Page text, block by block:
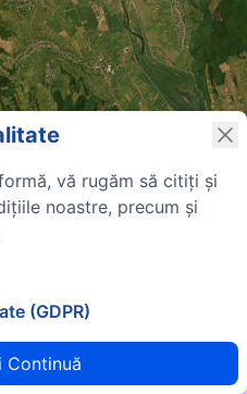
Leaflet
vă rugăm să citiți și
noastre, precum și
(GDPR)
Continuă